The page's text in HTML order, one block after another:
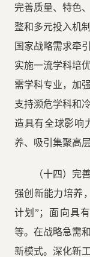
完善质量、特色
整和多元投入机
国家战略需求牵
实施一流学科培
需学科专业，加
支持濒危学科和
造具有全球影响
养、吸引集聚高
（十四）完
强创新能力培养
计划”；面向具
等。在战略急需
新模式。深化新